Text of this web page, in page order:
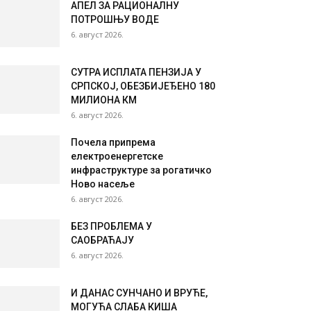
АПЕЛ ЗА РАЦИОНАЛНУ
ПОТРОШЊУ ВОДЕ
6. август 2026.
СУТРА ИСПЛАТА ПЕНЗИЈА У
СРПСКОЈ, ОБЕЗБИЈЕЂЕНО 180
МИЛИОНА КМ
6. август 2026.
Почела припрема
електроенергетске
инфраструктуре за рогатичко
Ново насеље
6. август 2026.
БЕЗ ПРОБЛЕМА У
САОБРАЋАЈУ
6. август 2026.
И ДАНАС СУНЧАНО И ВРУЋЕ,
МОГУЋА СЛАБА КИША